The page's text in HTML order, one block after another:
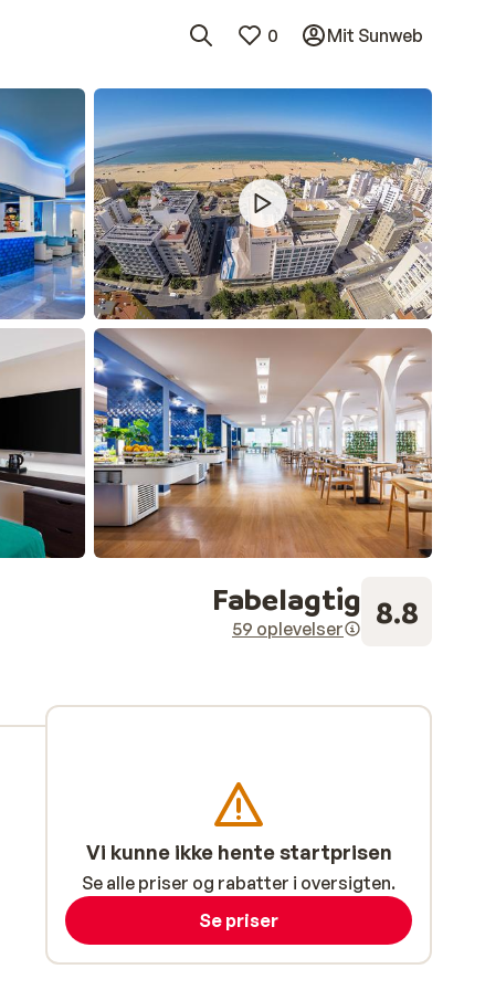
0 Mit Sunweb
Fabelagtig
59 oplevelser 8.8
Vi kunne ikke hente startprisen
Se alle priser og rabatter i oversigten.
Se priser